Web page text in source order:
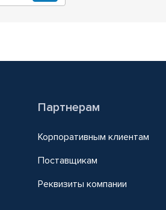
Партнерам
Корпоративным клиентам
Поставщикам
Реквизиты компании